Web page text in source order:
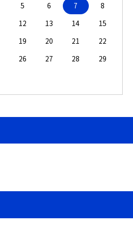
5 6 7
8
12 13 14
15
19 20 21
22
26 27 28
29